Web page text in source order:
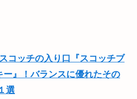
コッチの入り口『スコッチブ
ー』！バランスに優れたその
選